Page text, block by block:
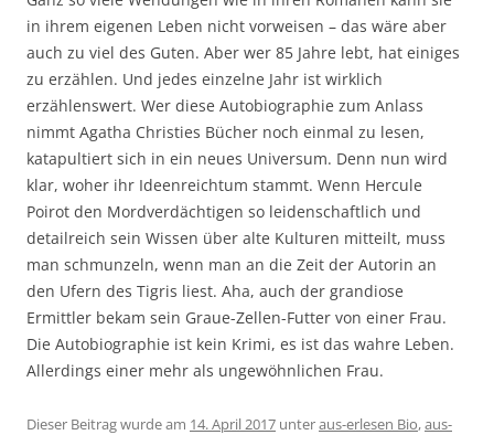
in ihrem eigenen Leben nicht vorweisen – das wäre aber
auch zu viel des Guten. Aber wer 85 Jahre lebt, hat einiges
zu erzählen. Und jedes einzelne Jahr ist wirklich
erzählenswert. Wer diese Autobiographie zum Anlass
nimmt Agatha Christies Bücher noch einmal zu lesen,
katapultiert sich in ein neues Universum. Denn nun wird
klar, woher ihr Ideenreichtum stammt. Wenn Hercule
Poirot den Mordverdächtigen so leidenschaftlich und
detailreich sein Wissen über alte Kulturen mitteilt, muss
man schmunzeln, wenn man an die Zeit der Autorin an
den Ufern des Tigris liest. Aha, auch der grandiose
Ermittler bekam sein Graue-Zellen-Futter von einer Frau.
Die Autobiographie ist kein Krimi, es ist das wahre Leben.
Allerdings einer mehr als ungewöhnlichen Frau.
Dieser Beitrag wurde am 14. April 2017 unteraus-erlesen Bio,aus-